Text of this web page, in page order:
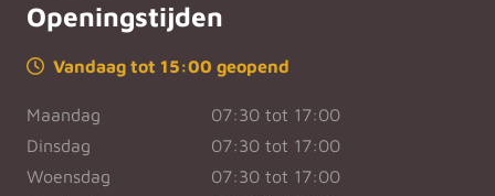
Openingstijden
Vandaag tot 15:00 geopend
Maandag
07:30 tot 17:00
Dinsdag
07:30 tot 17:00
Woensdag
07:30 tot 17:00